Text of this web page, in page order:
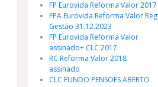
FP Eurovida Reforma Valor 2017
FPA Eurovida Reforma Valor Reg
Gestão 31.12.2023
FP Eurovida Reforma Valor
assinado+ CLC 2017
RC Reforma Valor 2018
assinado
CLC FUNDO PENSOES ABERTO